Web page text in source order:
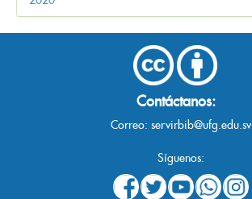
Contáctanos:
Correo: servirbib@ufg.edu.sv
Síguenos: